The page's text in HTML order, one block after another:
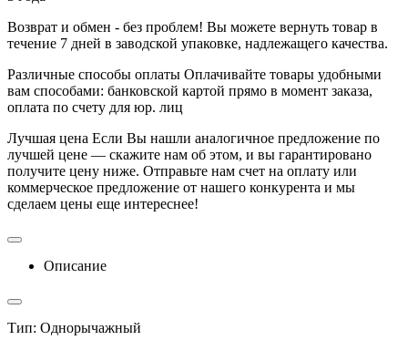
Возврат и обмен - без проблем! Вы можете вернуть товар в
течение 7 дней в заводской упаковке, надлежащего качества.
Различные способы оплаты Оплачивайте товары удобными
вам способами: банковской картой прямо в момент заказа,
оплата по счету для юр. лиц
Лучшая цена Если Вы нашли аналогичное предложение по
лучшей цене — скажите нам об этом, и вы гарантировано
получите цену ниже. Отправьте нам счет на оплату или
коммерческое предложение от нашего конкурента и мы
сделаем цены еще интереснее!
Описание
Тип: Однорычажный